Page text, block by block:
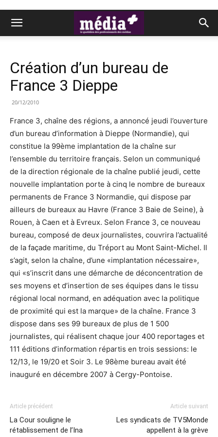
Création d’un bureau de
France 3 Dieppe
20/12/2010
France 3, chaîne des régions, a annoncé jeudi l’ouverture
d’un bureau d’information à Dieppe (Normandie), qui
constitue la 99ème implantation de la chaîne sur
l’ensemble du territoire français. Selon un communiqué
de la direction régionale de la chaîne publié jeudi, cette
nouvelle implantation porte à cinq le nombre de bureaux
permanents de France 3 Normandie, qui dispose par
ailleurs de bureaux au Havre (France 3 Baie de Seine), à
Rouen, à Caen et à Evreux. Selon France 3, ce nouveau
bureau, composé de deux journalistes, couvrira l’actualité
de la façade maritime, du Tréport au Mont Saint-Michel. Il
s’agit, selon la chaîne, d’une «implantation nécessaire»,
qui «s’inscrit dans une démarche de déconcentration de
ses moyens et d’insertion de ses équipes dans le tissu
régional local normand, en adéquation avec la politique
de proximité qui est la marque» de la chaîne. France 3
dispose dans ses 99 bureaux de plus de 1 500
journalistes, qui réalisent chaque jour 400 reportages et
111 éditions d’information répartis en trois sessions: le
12/13, le 19/20 et Soir 3. Le 98ème bureau avait été
inauguré en décembre 2007 à Cergy-Pontoise.
Article précédent
La Cour souligne le
rétablissement de l’Ina
Article suivant
Les syndicats de TV5Monde
appellent à la grève